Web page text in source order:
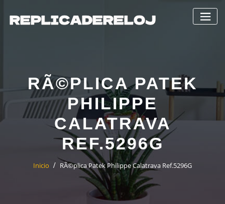
contenido
RÃ©PLICA PATEK
PHILIPPE
CALATRAVA
REF.5296G
Inicio RÃ©plica Patek Philippe Calatrava Ref.5296G